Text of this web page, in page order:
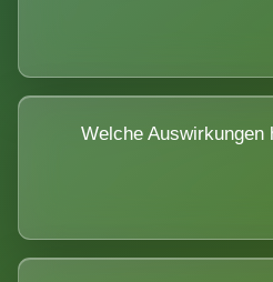
Welche Auswirkungen